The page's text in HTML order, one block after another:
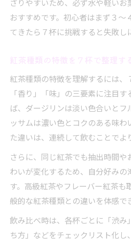
ざりやすいため、必ず水や軽いお
おすすめです。初心者はまず３〜
てきたら７杯に挑戦すると失敗し
紅茶種類の特徴を理解するには、
「香り」「味」の三要素に注目
ば、ダージリンは淡い色合いとフ
ッサムは濃い色とコクのある味わ
た違いは、連続して飲むことでよ
さらに、同じ紅茶でも抽出時間や
わいが変化するため、自分好みの
す。高級紅茶やフレーバー紅茶も
般的な紅茶種類との違いを体感で
飲み比べ時は、各杯ごとに「渋み
ち方」などをチェックリスト化し